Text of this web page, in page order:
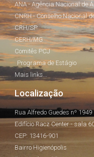
ANA - Agência Nacional de
CNRH - Conselho Nacional
CRH/SP
CERH/MG
Comitês PCJ
Programa de Estágio
Mais links...
Localização
Rua Alfredo Guedes nº 1949
Edifício Racz Center - sala
CEP: 13416-901
Bairro Higienópolis